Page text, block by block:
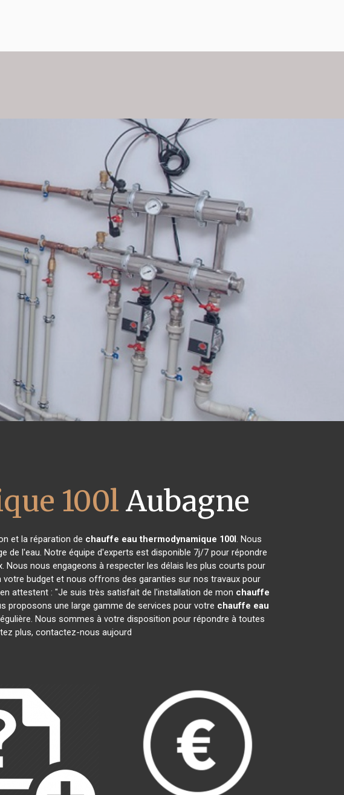
100l Aubagne
et la réparation de chauffe eau thermodynamique 100l. Nous
l'eau. Notre équipe d'experts est disponible 7j/7 pour répondre
nous engageons à respecter les délais les plus courts pour
budget et nous offrons des garanties sur nos travaux pour
attestent : "Je suis très satisfait de l'installation de mon chauffe
proposons une large gamme de services pour votre chauffe eau
Nous sommes à votre disposition pour répondre à toutes
plus, contactez-nous aujourd